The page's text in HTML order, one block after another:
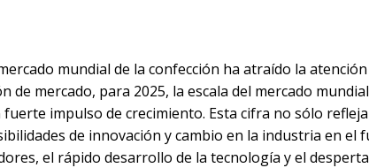
mundial de la confección ha atraído la
de mercado, para 2025, la escala del mercado
impulso de crecimiento. Esta cifra no sólo
de innovación y cambio en la industria en el
el rápido desarrollo de la tecnología y el